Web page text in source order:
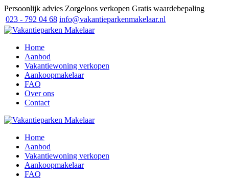
Persoonlijk advies Zorgeloos verkopen Gratis waardebepaling
023 - 792 04 68 info@vakantieparkenmakelaar.nl
Home
Aanbod
Vakantiewoning verkopen
Aankoopmakelaar
FAQ
Over ons
Contact
Home
Aanbod
Vakantiewoning verkopen
Aankoopmakelaar
FAQ